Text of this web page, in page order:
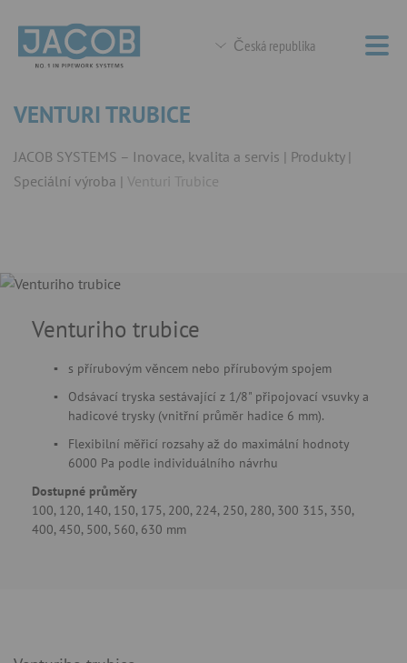
Česká republika
VENTURI TRUBICE
JACOB SYSTEMS – Inovace, kvalita a servis
Produkty
Speciální výroba
Venturi Trubice
Venturiho trubice
s přírubovým věncem nebo přírubovým spojem
Odsávací tryska sestávající z 1/8" připojovací vsuvky a
hadicové trysky (vnitřní průměr hadice 6 mm).
Flexibilní měřicí rozsahy až do maximální hodnoty
6000 Pa podle individuálního návrhu
Dostupné průměry
100, 120, 140, 150, 175, 200, 224, 250, 280, 300 315, 350,
400, 450, 500, 560, 630 mm